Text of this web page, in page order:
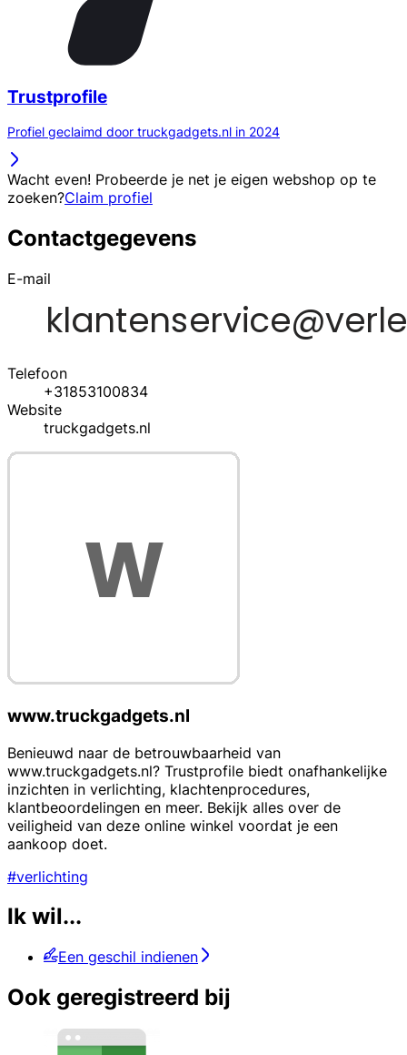
Trustprofile
Profiel geclaimd door truckgadgets.nl in 2024
Wacht even! Probeerde je net je eigen webshop op te
zoeken?Claim profiel
Contactgegevens
E-mail
Telefoon
+31853100834
Website
truckgadgets.nl
www.truckgadgets.nl
Benieuwd naar de betrouwbaarheid van
www.truckgadgets.nl? Trustprofile biedt onafhankelijke
inzichten in verlichting, klachtenprocedures,
klantbeoordelingen en meer. Bekijk alles over de
veiligheid van deze online winkel voordat je een
aankoop doet.
#verlichting
Ik wil...
Een geschil indienen
Ook geregistreerd bij